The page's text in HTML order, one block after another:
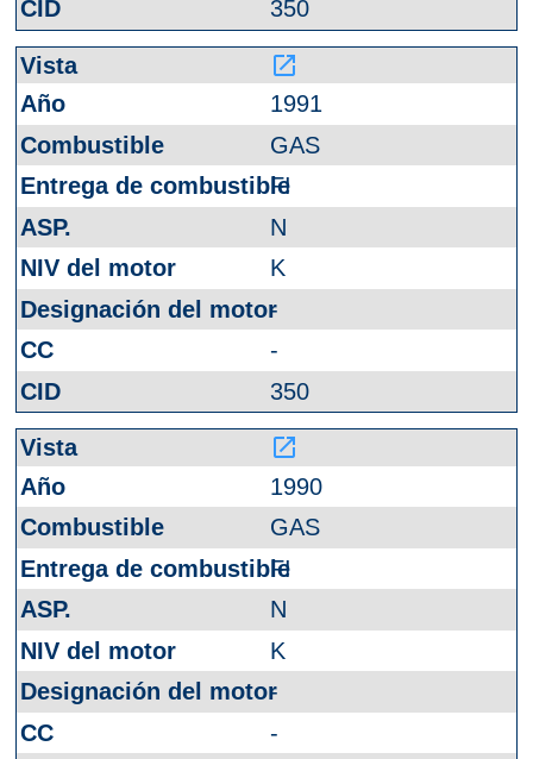
350
launch
1991
GAS
FI
N
K
-
-
350
launch
1990
GAS
FI
N
K
-
-